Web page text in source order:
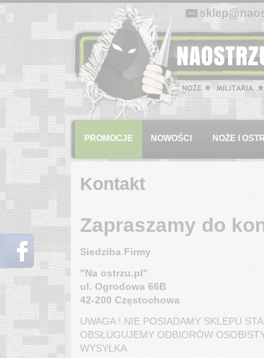
E-mail:
Menu
PROMOCJE NOWOŚCI NOŻE I
Kontakt
Zapraszamy do
Siedziba Firmy
"Na ostrzu.pl"
ul. Ogrodowa 66B
42-200 Częstochowa
UWAGA ! NIE POSIADAMY SKLEPU
OBSŁUGUJEMY ODBIORÓW
WYSYŁKA.